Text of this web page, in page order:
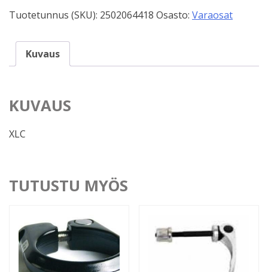
Tuotetunnus (SKU): 2502064418 Osasto: Varaosat
Kuvaus
KUVAUS
XLC
TUTUSTU MYÖS